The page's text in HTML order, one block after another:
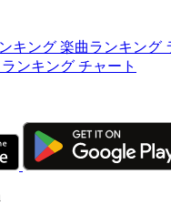
キング 楽曲ランキング
ンキング チャート